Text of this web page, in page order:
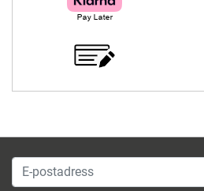
E-postadress